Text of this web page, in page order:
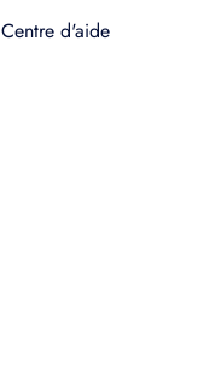
Centre d'aide